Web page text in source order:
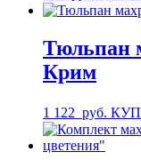
Тюльпан
Крим
1 122 руб.